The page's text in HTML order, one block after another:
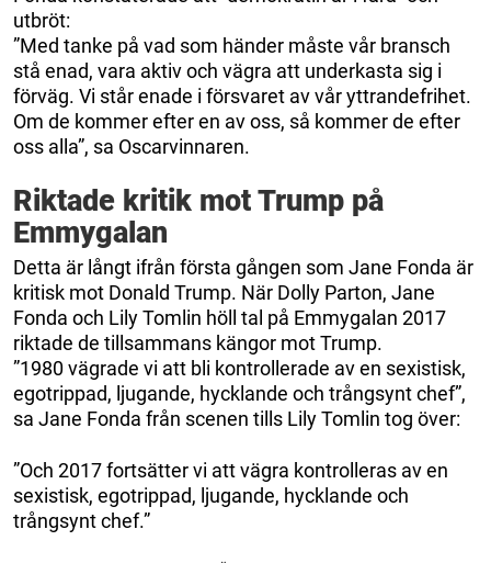
utbröt:
”Med tanke på vad som händer måste vår bransch
stå enad, vara aktiv och vägra att underkasta sig i
förväg. Vi står enade i försvaret av vår yttrandefrihet.
Om de kommer efter en av oss, så kommer de efter
oss alla”, sa Oscarvinnaren.
Riktade kritik mot Trump på
Emmygalan
Detta är långt ifrån första gången som Jane Fonda är
kritisk mot Donald Trump. När Dolly Parton, Jane
Fonda och Lily Tomlin höll tal på Emmygalan 2017
riktade de tillsammans kängor mot Trump.
”1980 vägrade vi att bli kontrollerade av en sexistisk,
egotrippad, ljugande, hycklande och trångsynt chef”,
sa Jane Fonda från scenen tills Lily Tomlin tog över:
”Och 2017 fortsätter vi att vägra kontrolleras av en
sexistisk, egotrippad, ljugande, hycklande och
trångsynt chef.”